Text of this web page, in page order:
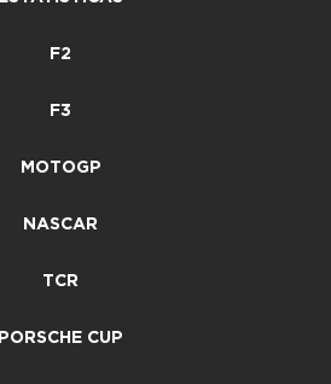
F2
F3
MOTOGP
NASCAR
TCR
PORSCHE CUP